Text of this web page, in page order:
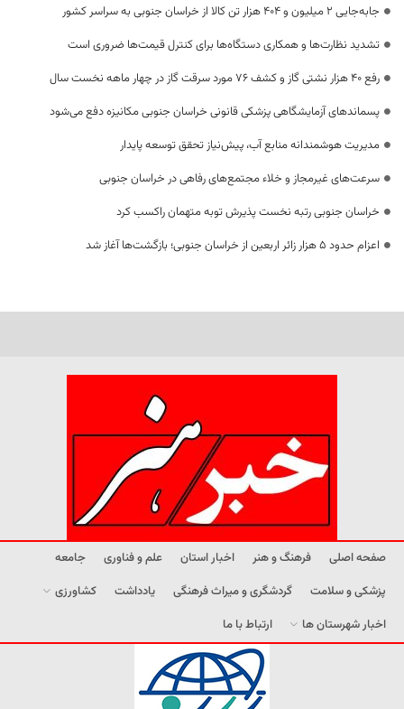
جابه‌جایی 2 میلیون و 404 هزار تن کالا از خراسان جنوبی به سراسر کشور
تشدید نظارت‌ها و همکاری دستگاه‌ها برای کنترل قیمت‌ها ضروری است
رفع 40 هزار نشتی گاز و کشف 76 مورد سرقت گاز در چهار ماهه نخست سال
پسماندهای آزمایشگاهی پزشکی قانونی خراسان جنوبی مکانیزه دفع می‌شود
مدیریت هوشمندانه منابع آب، پیش‌نیاز تحقق توسعه پایدار
سرعت‌های غیرمجاز و خلاء مجتمع‌های رفاهی در خراسان جنوبی
خراسان جنوبی رتبه نخست پذیرش توبه متهمان راکسب کرد
اعزام حدود 5 هزار زائر اربعین از خراسان جنوبی؛ بازگشت‌ها آغاز شد
صفحه اصلی فرهنگ و هنر اخبار استان علم و فناوری
جامعه
پزشکی و سلامت
گردشگری و میراث فرهنگی یادداشت
کشاورزی
اخبار شهرستان ها
ارتباط با ما